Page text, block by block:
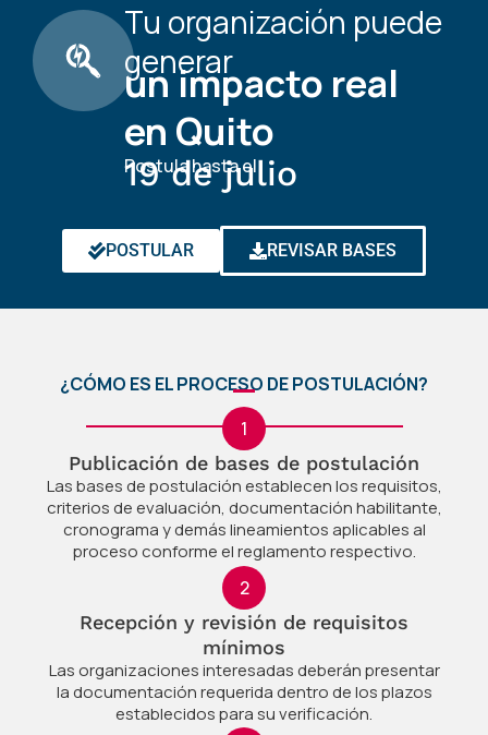
Tu organización puede
generar
un impacto real
en Quito
Postula hasta el
19 de julio
POSTULAR REVISAR BASES
¿CÓMO ES EL PROCESO DE POSTULACIÓN?
1
Publicación de bases de postulación
Las bases de postulación establecen los requisitos,
criterios de evaluación, documentación habilitante,
cronograma y demás lineamientos aplicables al
proceso conforme el reglamento respectivo.
2
Recepción y revisión de requisitos
mínimos
Las organizaciones interesadas deberán presentar
la documentación requerida dentro de los plazos
establecidos para su verificación.